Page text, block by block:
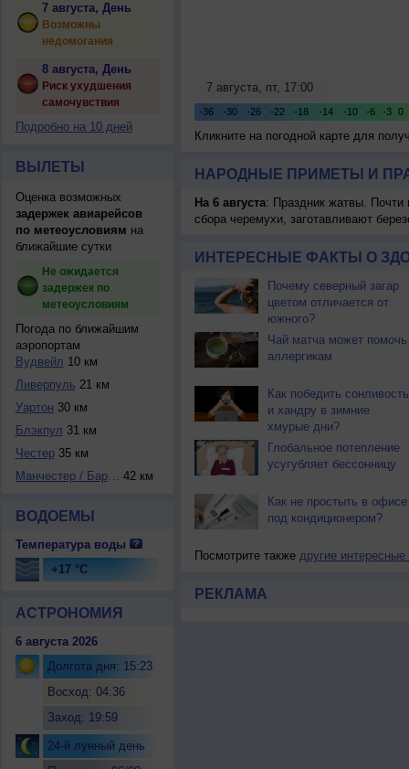
7 августа, День
Возможны
недомогания
8 августа, День
Риск ухудшения
самочувствия
Подробно на 10 дней
ВЫЛЕТЫ
Оценка возможных
задержек авиарейсов
по метеоусловиям на
ближайшие сутки
Не ожидается
задержек по
метеоусловиям
Погода по ближайшим
аэропортам
Вудвейл 10 км
Ливерпуль 21 км
Уартон 30 км
Блэкпул 31 км
Честер35 км
Манчестер / Барто... 42 км
ВОДОЕМЫ
Температура воды
+17 °C
АСТРОНОМИЯ
6 августа 2026
Долгота дня: 15:23
Восход: 04:36
Заход: 19:59
24-й лунный день
Кликните на погодной карте для
НАРОДНЫЕ ПРИМЕТЫ И
На 6 августа: Праздник жатвы. Почти
сбора черемухи, заготавливают
ИНТЕРЕСНЫЕ ФАКТЫ О
Почему северный загар
цветом отличается от
южного?
Чай матча может помочь
аллергикам
Как победить сонливость
и хандру в зимние
хмурые дни?
Глобальное потепление
усугубляет бессонницу
Как не простыть в офисе
под кондиционером?
Посмотрите также другие интересные
РЕКЛАМА